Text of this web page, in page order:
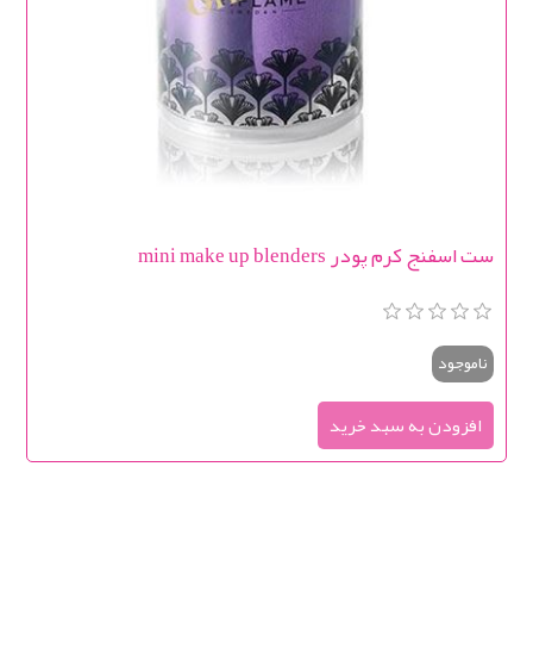
ست اسفنج کرم پودر mini make up blenders
ناموجود